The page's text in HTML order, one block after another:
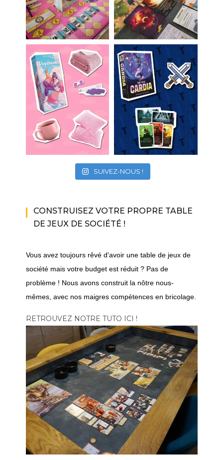
SUIVEZ-NOUS !
CONSTRUISEZ VOTRE PROPRE TABLE
DE JEUX DE SOCIÉTÉ !
Vous avez toujours rêvé d'avoir une table de jeux de
société mais votre budget est réduit ? Pas de
problème ! Nous avons construit la nôtre nous-
mêmes, avec nos maigres compétences en bricolage.
RETROUVEZ NOTRE TUTO ICI !